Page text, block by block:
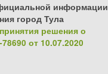
информации
город Тула
решения о
от 10.07.2020